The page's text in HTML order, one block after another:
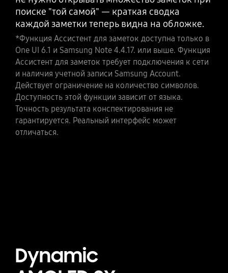
поиске "той самой" — краткая сводка
каждой заметки теперь видна на обложке.
*Функция Ассистент для заметок доступна только в
One UI 6.1 и Samsung Note 4.4.17. или выше. Функция
Ассистент для заметок требует подключения к сети
и наличия учетной записи Samsung Account.
Действует ограничение на количество символов.
Доступность этой функции зависит от языка.
Точность результата конспектирования не
гарантируется. Реальный интерфейс может
отличаться.
*Функция генеративного редактирования Умный
редактор доступна только в One UI 6.1 и
фоторедакторе Photo editor 3.4.21 или выше.
Функция Умный редактор требует подключения к
сети и наличие учетной записи Samsung Account. В
результате редактирования с помощью функции
Умный редактор создается фотография размером до
12 МП. При сохранении на изображение
накладывается водяной знак, указывающий на то,
что изображение создано с помощью AI. Точность и
достоверность сгенерированного результата не
гарантируется. Реальный интерфейс может
Dynamic